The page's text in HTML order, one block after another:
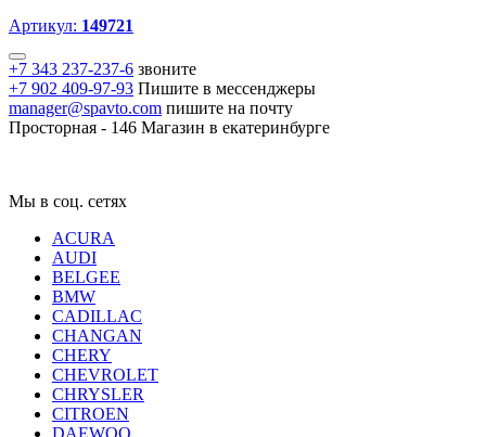
Артикул: 149721
+7 343 237-237-6 звоните
+7 902 409-97-93 Пишите в мессенджеры
manager@spavto.com пишите на почту
Просторная - 146 Магазин в екатеринбурге
Мы в соц. сетях
ACURA
AUDI
BELGEE
BMW
CADILLAC
CHANGAN
CHERY
CHEVROLET
CHRYSLER
CITROEN